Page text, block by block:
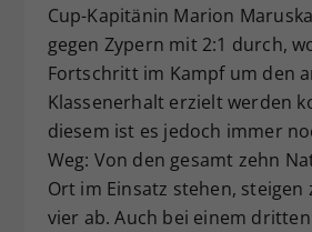
Cup-Kapitänin Marion
gegen Zypern mit 2:1 durch,
Fortschritt im Kampf um den
Klassenerhalt erzielt werden
diesem ist es jedoch immer
Weg: Von den gesamt zehn
Ort im Einsatz stehen, steigen
vier ab. Auch bei einem